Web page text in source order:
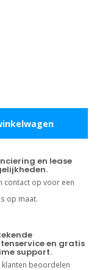
en lease
contact op voor een
op maat.
en gratis
support.
klanten beoordelen